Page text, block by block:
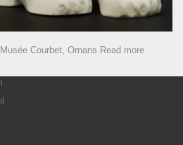
Courbet, Ornans Read more